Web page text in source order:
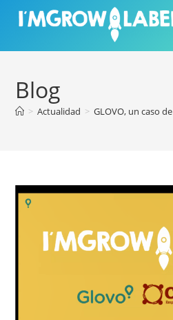
Blog
> Actualidad > GLOVO, un caso